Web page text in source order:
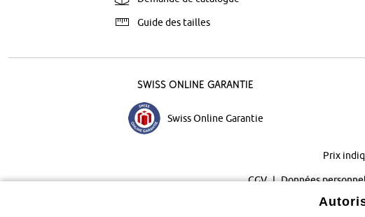
Guide des tailles
Swiss Online Garantie
Swiss Online Garantie
Prix
CGV Données